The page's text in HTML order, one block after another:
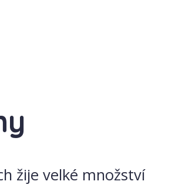
žije velké množství